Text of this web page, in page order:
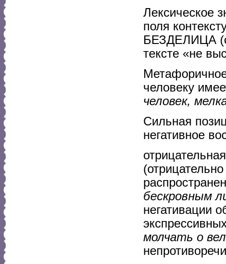
Лексическое
поля
БЕЗДЕЛИЦА
тексте «не
человеку
человек,
Сильная
негативное
бескровным
негативации
молчать о